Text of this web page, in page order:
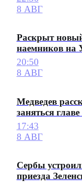
8 АВГ
Раскрыт
наемников на
20:50
8 АВГ
Медведев
заняться
17:43
8 АВГ
Сербы
приезда